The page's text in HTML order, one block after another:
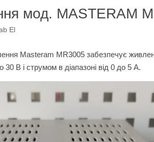
мод. MASTERAM
El
Masteram MR3005 забезпечує
30 В і струмом в діапазоні від 0 до 5 А.